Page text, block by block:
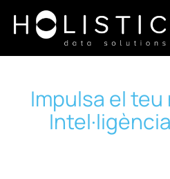
Impulsa el